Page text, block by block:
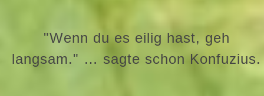
"Wenn du es eilig hast, geh
langsam." … sagte schon Konfuzius.